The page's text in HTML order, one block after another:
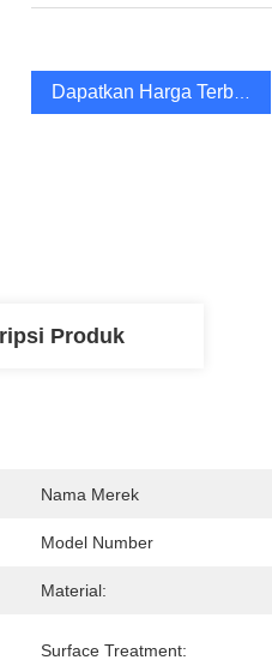
Dapatkan Harga Terbaik
Produk
Nama Merek
Model Number
Material:
Surface Treatment: